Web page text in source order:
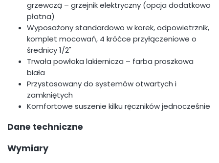
grzewczą – grzejnik elektryczny (opcja dodatkowo
płatna)
Wyposażony standardowo w korek, odpowietrznik,
komplet mocowań, 4 króćce przyłączeniowe o
średnicy 1/2"
Trwała powłoka lakiernicza – farba proszkowa
biała
Przystosowany do systemów otwartych i
zamkniętych
Komfortowe suszenie kilku ręczników jednocześnie
Dane techniczne
Wymiary